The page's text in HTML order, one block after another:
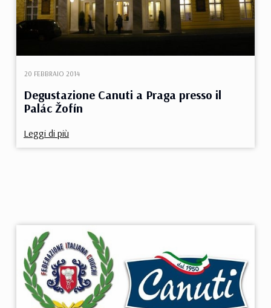
Degustazione Canuti a Praga presso il
Palác Žofín
20 FEBBRAIO 2014
Leggi di più